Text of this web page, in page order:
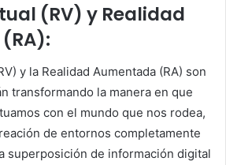
(RV) y Realidad
y la Realidad Aumentada (RA) son
transformando la manera en que
con el mundo que nos rodea,
de entornos completamente
superposición de información digital